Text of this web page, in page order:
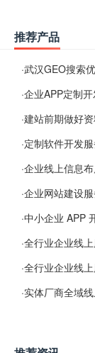
推荐产品
·武汉GEO搜索优
·企业APP定制
·建站前期做好资料梳
·定制软件开发服务，
·企业线上信息布局，适
·企业网站建设服务
·中小企业 APP 开发常
·全行业企业线上
·全行业企业线上
·实体厂商全域线上数字